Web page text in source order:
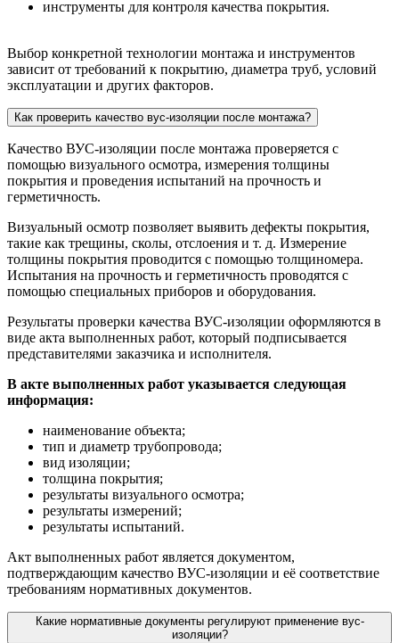
инструменты для контроля качества покрытия.
Выбор конкретной технологии монтажа и инструментов
зависит от требований к покрытию, диаметра труб, условий
эксплуатации и других факторов.
Как проверить качество вус-изоляции после монтажа?
Качество ВУС-изоляции после монтажа проверяется с
помощью визуального осмотра, измерения толщины
покрытия и проведения испытаний на прочность и
герметичность.
Визуальный осмотр позволяет выявить дефекты покрытия,
такие как трещины, сколы, отслоения и т. д. Измерение
толщины покрытия проводится с помощью толщиномера.
Испытания на прочность и герметичность проводятся с
помощью специальных приборов и оборудования.
Результаты проверки качества ВУС-изоляции оформляются в
виде акта выполненных работ, который подписывается
представителями заказчика и исполнителя.
В акте выполненных работ указывается следующая
информация:
наименование объекта;
тип и диаметр трубопровода;
вид изоляции;
толщина покрытия;
результаты визуального осмотра;
результаты измерений;
результаты испытаний.
Акт выполненных работ является документом,
подтверждающим качество ВУС-изоляции и её соответствие
требованиям нормативных документов.
Какие нормативные документы регулируют применение вус-
изоляции?